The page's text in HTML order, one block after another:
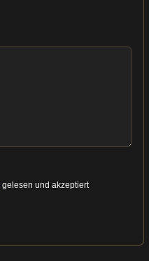
gelesen und akzeptiert